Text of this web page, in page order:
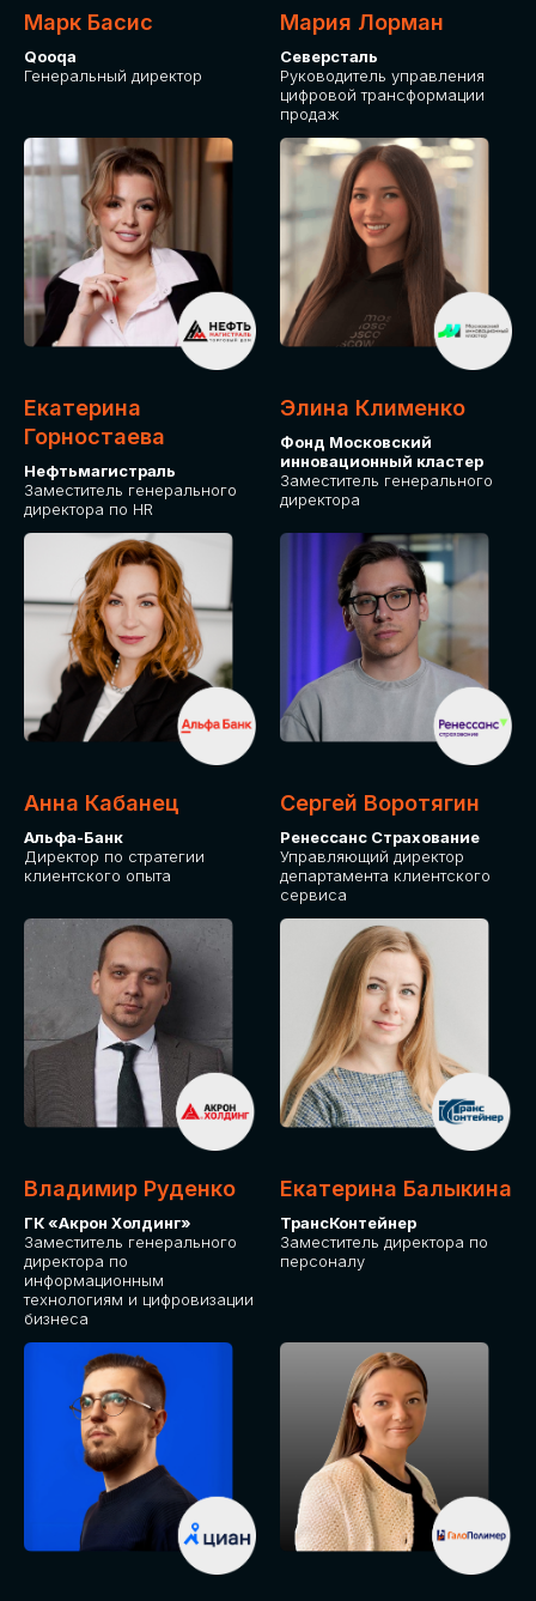
Марк Басис
Qooqa
Генеральный директор
Мария Лорман
Северсталь
Руководитель управления
цифровой трансформации
продаж
Екатерина
Горностаева
Нефтьмагистраль
Заместитель генерального
директора по HR
Элина Клименко
Фонд Московский
инновационный кластер
Заместитель генерального
директора
Анна Кабанец
Альфа-Банк
Директор по стратегии
клиентского опыта
Сергей Воротягин
Ренессанс Страхование
Управляющий директор
департамента клиентского
сервиса
Владимир Руденко
ГК «Акрон Холдинг»
Заместитель генерального
директора по
информационным
технологиям и цифровизации
бизнеса
Екатерина Балыкина
ТрансКонтейнер
Заместитель директора по
персоналу
Приглашаем стать партнером GLOBAL
TECH FORUM и презентовать ваши
решения целевой аудитории. Будем
рады сотрудничеству!
СТАНЬТЕ
ЭКСПОНЕНТОМ
ПОДАТЬ ЗАЯВКУ
IT Solutions for Business
СТОИМОСТЬ
УЧАСТИЯ